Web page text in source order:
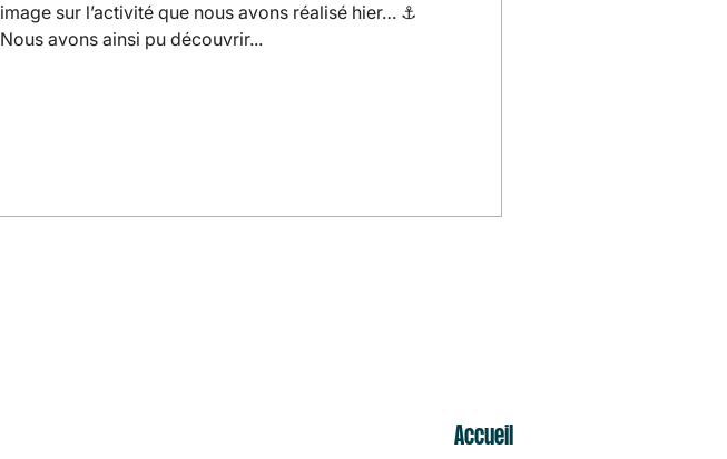
image sur l’activité que nous avons réalisé hier… ⚓️
Nous avons ainsi pu découvrir...
Accueil